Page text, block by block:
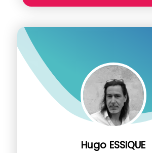
Hugo ESSIQUE